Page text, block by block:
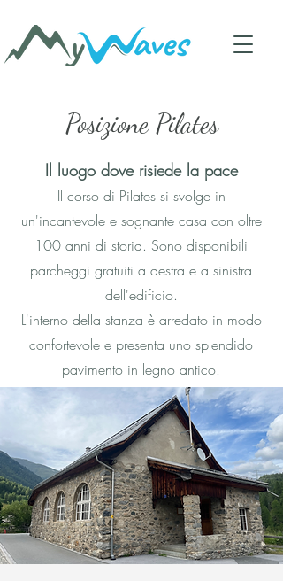
Posizione Pilates
Il luogo dove risiede la pace
Il corso di Pilates si svolge in
un'incantevole e sognante casa con oltre
100 anni di storia. Sono disponibili
parcheggi gratuiti a destra e a sinistra
dell'edificio.
L'interno della stanza è arredato in modo
confortevole e presenta uno splendido
pavimento in legno antico.